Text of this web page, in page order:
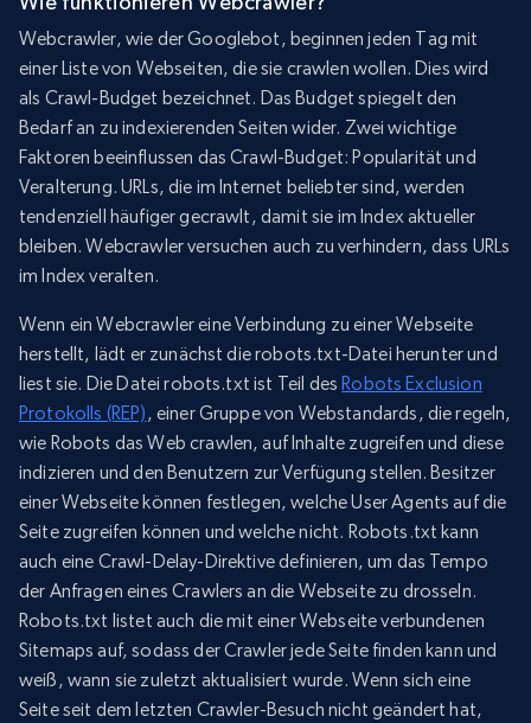
Webcrawler, wie der Googlebot, beginnen jeden Tag mit
einer Liste von Webseiten, die sie crawlen wollen. Dies wird
als Crawl-Budget bezeichnet. Das Budget spiegelt den
Bedarf an zu indexierenden Seiten wider. Zwei wichtige
Faktoren beeinflussen das Crawl-Budget: Popularität und
Veralterung. URLs, die im Internet beliebter sind, werden
tendenziell häufiger gecrawlt, damit sie im Index aktueller
bleiben. Webcrawler versuchen auch zu verhindern, dass URLs
im Index veralten.
Wenn ein Webcrawler eine Verbindung zu einer Webseite
herstellt, lädt er zunächst die robots.txt-Datei herunter und
liest sie. Die Datei robots.txt ist Teil des Robots Exclusion
Protokolls (REP), einer Gruppe von Webstandards, die regeln,
wie Robots das Web crawlen, auf Inhalte zugreifen und diese
indizieren und den Benutzern zur Verfügung stellen. Besitzer
einer Webseite können festlegen, welche User Agents auf die
Seite zugreifen können und welche nicht. Robots.txt kann
auch eine Crawl-Delay-Direktive definieren, um das Tempo
der Anfragen eines Crawlers an die Webseite zu drosseln.
Robots.txt listet auch die mit einer Webseite verbundenen
Sitemaps auf, sodass der Crawler jede Seite finden kann und
weiß, wann sie zuletzt aktualisiert wurde. Wenn sich eine
Seite seit dem letzten Crawler-Besuch nicht geändert hat,